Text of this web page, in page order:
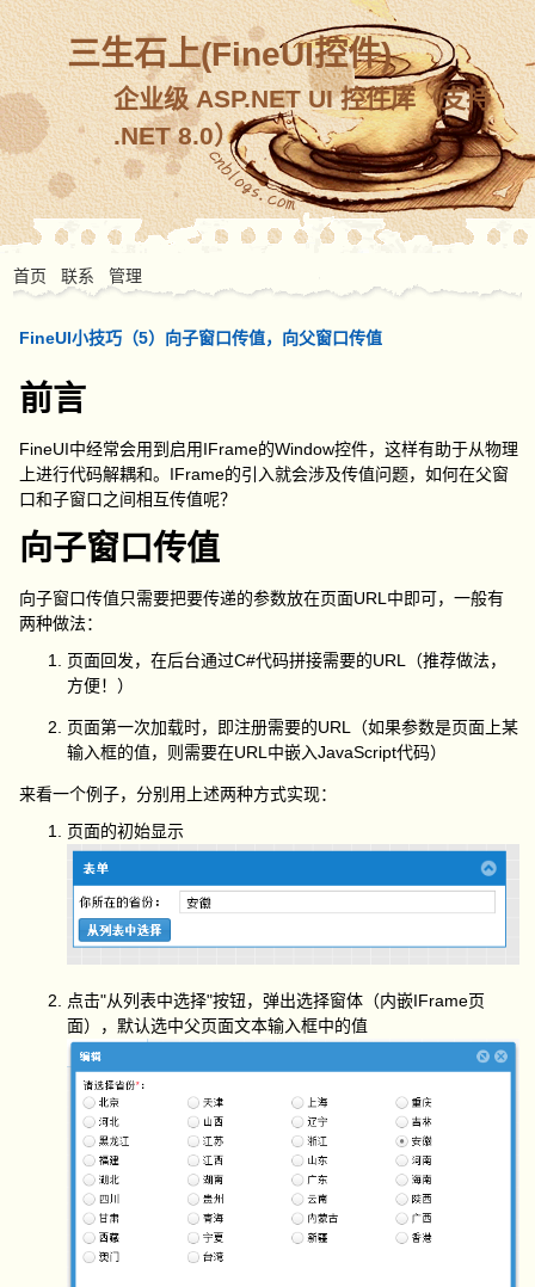
三生石上(FineUI控件)
企业级 ASP.NET UI 控件库（支持
.NET 8.0）
首页 联系 管理
FineUI小技巧（5）向子窗口传值，向父窗口传值
前言
FineUI中经常会用到启用IFrame的Window控件，这样有助于从物理
上进行代码解耦和。IFrame的引入就会涉及传值问题，如何在父窗
口和子窗口之间相互传值呢？
向子窗口传值
向子窗口传值只需要把要传递的参数放在页面URL中即可，一般有
两种做法：
页面回发，在后台通过C#代码拼接需要的URL（推荐做法，
方便！）
页面第一次加载时，即注册需要的URL（如果参数是页面上某
输入框的值，则需要在URL中嵌入JavaScript代码）
来看一个例子，分别用上述两种方式实现：
页面的初始显示
点击"从列表中选择"按钮，弹出选择窗体（内嵌IFrame页
面），默认选中父页面文本输入框中的值